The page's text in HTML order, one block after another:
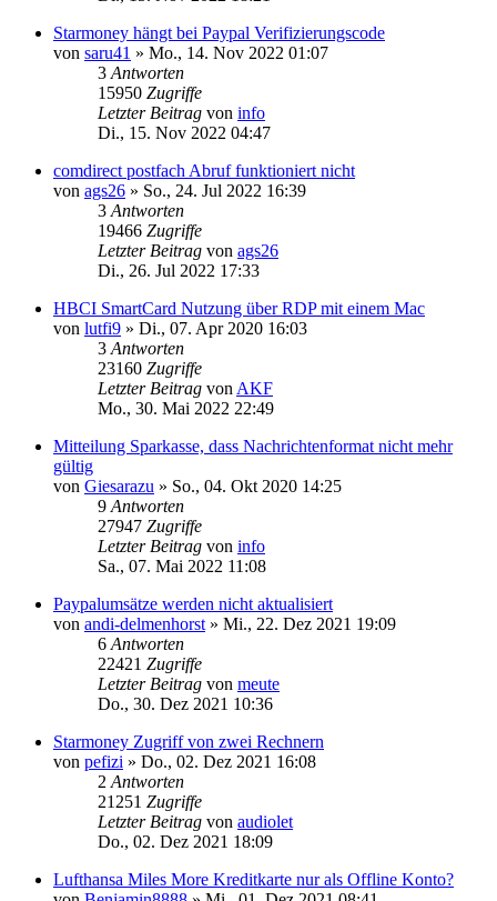
Starmoney hängt bei Paypal Verifizierungscode
von saru41 » Mo., 14. Nov 2022 01:07
3 Antworten
15950 Zugriffe
Letzter Beitrag von info
Di., 15. Nov 2022 04:47
comdirect postfach Abruf funktioniert nicht
von ags26 » So., 24. Jul 2022 16:39
3 Antworten
19466 Zugriffe
Letzter Beitrag von ags26
Di., 26. Jul 2022 17:33
HBCI SmartCard Nutzung über RDP mit einem Mac
von lutfi9 » Di., 07. Apr 2020 16:03
3 Antworten
23160 Zugriffe
Letzter Beitrag von AKF
Mo., 30. Mai 2022 22:49
Mitteilung Sparkasse, dass Nachrichtenformat nicht mehr
gültig
von Giesarazu » So., 04. Okt 2020 14:25
9 Antworten
27947 Zugriffe
Letzter Beitrag von info
Sa., 07. Mai 2022 11:08
Paypalumsätze werden nicht aktualisiert
von andi-delmenhorst » Mi., 22. Dez 2021 19:09
6 Antworten
22421 Zugriffe
Letzter Beitrag von meute
Do., 30. Dez 2021 10:36
Starmoney Zugriff von zwei Rechnern
von pefizi » Do., 02. Dez 2021 16:08
2 Antworten
21251 Zugriffe
Letzter Beitrag von audiolet
Do., 02. Dez 2021 18:09
Lufthansa Miles More Kreditkarte nur als Offline Konto?